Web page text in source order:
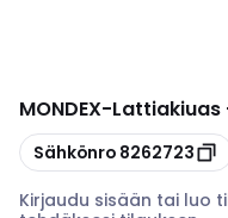
MONDEX-Lattiakiuas
Kopioi
Sähkönro 8262723
Kirjaudu sisään tai luo